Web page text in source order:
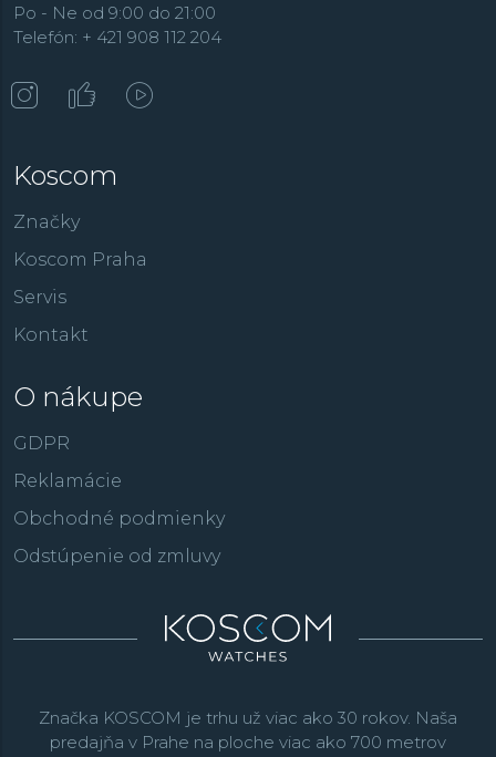
Po - Ne od 9:00 do 21:00
Telefón: + 421 908 112 204
Koscom
Značky
Koscom Praha
Servis
Kontakt
O nákupe
GDPR
Reklamácie
Obchodné podmienky
Odstúpenie od zmluvy
Značka KOSCOM je trhu už viac ako 30 rokov. Naša
predajňa v Prahe na ploche viac ako 700 metrov